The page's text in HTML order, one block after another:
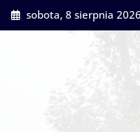
Przejdź
do
sobota, 8 sierpnia 2026